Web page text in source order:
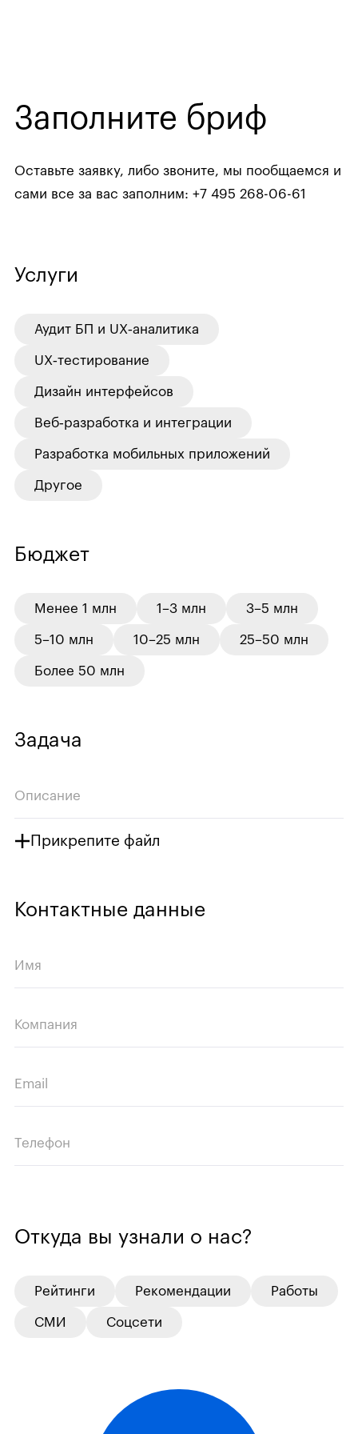
Заполните бриф
Оставьте заявку, либо звоните, мы пообщаемся и
сами все за вас заполним: +7 495 268-06-61
Услуги
Аудит БП и UX‑аналитика
UX‑тестирование
Дизайн интерфейсов
Веб‑разработка и интеграции
Разработка мобильных приложений
Другое
Бюджет
Менее 1 млн 1–3 млн 3–5 млн
5–10 млн 10–25 млн 25–50 млн
Более 50 млн
Задача
Описание
Прикрепите файл
Контактные данные
Имя
Компания
Email
Телефон
Откуда вы узнали о нас?
Рейтинги Рекомендации Работы
СМИ Соцсети